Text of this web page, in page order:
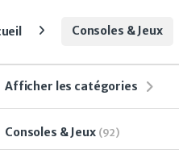
Consoles & Jeux
Afficher les catégories
Consoles & Jeux (92)